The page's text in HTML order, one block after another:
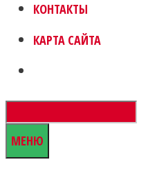
КОНТАКТЫ
КАРТА САЙТА
МЕНЮ